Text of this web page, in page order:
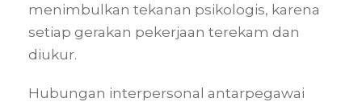
menimbulkan tekanan psikologis, karena
setiap gerakan pekerjaan terekam dan
diukur.
Hubungan interpersonal antarpegawai